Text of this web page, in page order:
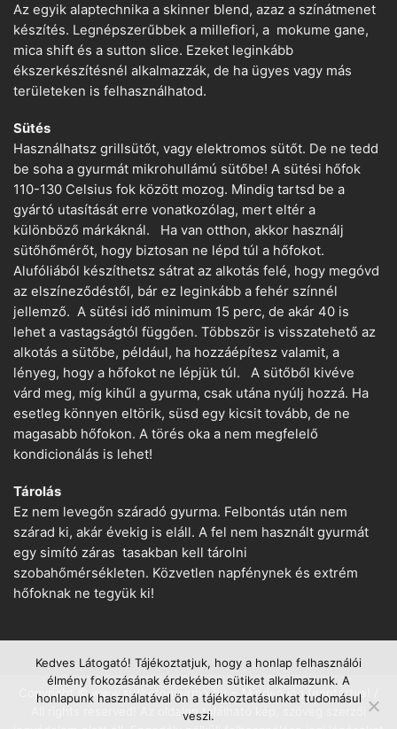
Az egyik alaptechnika a skinner blend, azaz a színátmenet
készítés. Legnépszerűbbek a millefiori, a mokume gane,
mica shift és a sutton slice. Ezeket leginkább
ékszerkészítésnél alkalmazzák, de ha ügyes vagy más
területeken is felhasználhatod.
Sütés
Használhatsz grillsütőt, vagy elektromos sütőt. De ne tedd
be soha a gyurmát mikrohullámú sütőbe! A sütési hőfok
110-130 Celsius fok között mozog. Mindig tartsd be a
gyártó utasítását erre vonatkozólag, mert eltér a
különböző márkáknál. Ha van otthon, akkor használj
sütőhőmérőt, hogy biztosan ne lépd túl a hőfokot.
Alufóliából készíthetsz sátrat az alkotás felé, hogy megóvd
az elszíneződéstől, bár ez leginkább a fehér színnél
jellemző. A sütési idő minimum 15 perc, de akár 40 is
lehet a vastagságtól függően. Többször is visszatehető az
alkotás a sütőbe, például, ha hozzáépítesz valamit, a
lényeg, hogy a hőfokot ne lépjük túl. A sütőből kivéve
várd meg, míg kihűl a gyurma, csak utána nyúlj hozzá. Ha
esetleg könnyen eltörik, süsd egy kicsit tovább, de ne
magasabb hőfokon. A törés oka a nem megfelelő
kondicionálás is lehet!
Tárolás
Ez nem levegőn száradó gyurma. Felbontás után nem
szárad ki, akár évekig is eláll. A fel nem használt gyurmát
egy simító záras tasakban kell tárolni
szobahőmérsékleten. Közvetlen napfénynek és extrém
hőfoknak ne tegyük ki!
Copyright © www.suthetogyurma.hu − Minden jog fenntartva! /
All rights reserved! Az oldalon található kép, szöveg szerzői
Kedves Látogató! Tájékoztatjuk, hogy a honlap felhasználói
élmény fokozásának érdekében sütiket alkalmazunk. A
honlapunk használatával ön a tájékoztatásunkat tudomásul
veszi.